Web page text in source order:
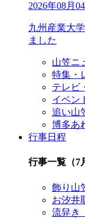
2026年08月
九州産業大
ました
山笠ニ
特集・
テレビ
イベン
追い山
博多あ
行事日程
行事一覧（7
飾り山
お汐井
流舁き